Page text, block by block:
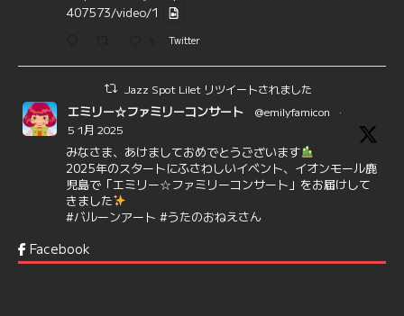
407573/video/1
Twitter
Jazz Spot Lilet リツイートされました
エミリー☆ファミリーコンサート @emilyfamicon
·
5 1月 2025
みなさま、あけましておめでとうございます
2025年のスタートにふさわしいイベント、イオンモール鹿
児島で「エミリー☆ファミリーコンサート」をお届けして
きました
#バルーンアート #うたのおねえさん
6 7
Facebook